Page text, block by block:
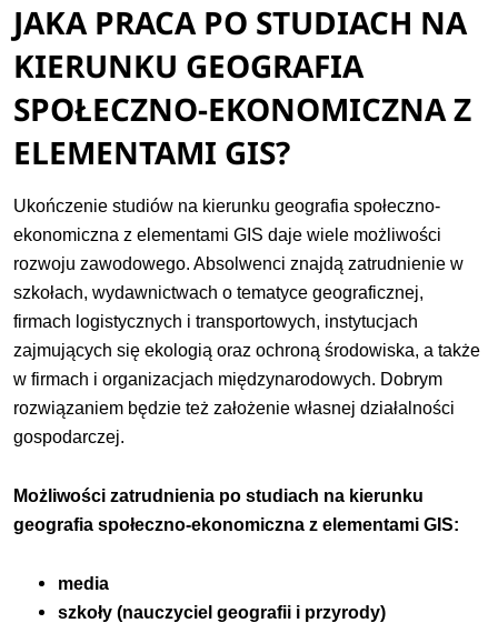
JAKA PRACA PO STUDIACH NA
KIERUNKU GEOGRAFIA
SPOŁECZNO-EKONOMICZNA Z
ELEMENTAMI GIS?
Ukończenie studiów na kierunku geografia społeczno-
ekonomiczna z elementami GIS daje wiele możliwości
rozwoju zawodowego. Absolwenci znajdą zatrudnienie w
szkołach, wydawnictwach o tematyce geograficznej,
firmach logistycznych i transportowych, instytucjach
zajmujących się ekologią oraz ochroną środowiska, a także
w firmach i organizacjach międzynarodowych. Dobrym
rozwiązaniem będzie też założenie własnej działalności
gospodarczej.
Możliwości zatrudnienia po studiach na kierunku
geografia społeczno-ekonomiczna z elementami GIS:
media
szkoły (nauczyciel geografii i przyrody)